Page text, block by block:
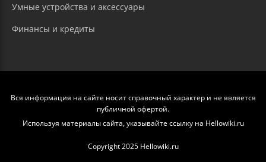
Умные устройства и аксессуары
Финансы и кредиты
Вся информация на сайте носит справочный характер и не является
публичной офертой.
Используя материалы сайта, указывайте ссылку на Hellowiki.ru
Copyright 2025 Hellowiki.ru